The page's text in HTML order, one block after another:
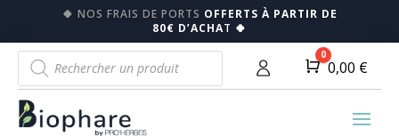
🍀 NOS FRAIS DE PORTS OFFERTS À PARTIR DE
80€ D’ACHAT 🍀
Recherche
de
produits
Panier
0
0,00 €